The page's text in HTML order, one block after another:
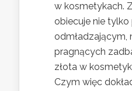
w kosmetykach.
obiecuje nie
odmładzającym,
pragnących
złota w
Czym więc